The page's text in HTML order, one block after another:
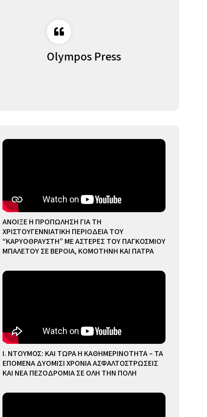
Olympos Press
ΑΝΟΙΞΕ Η ΠΡΟΠΩΛΗΣΗ ΓΙΑ ΤΗ
ΧΡΙΣΤΟΥΓΕΝΝΙΑΤΙΚΗ ΠΕΡΙΟΔΕΙΑ ΤΟΥ
“ΚΑΡΥΟΘΡΑΥΣΤΗ” ΜΕ ΑΣΤΕΡΕΣ ΤΟΥ ΠΑΓΚΟΣΜΙΟΥ
ΜΠΑΛΕΤΟΥ ΣΕ ΒΕΡΟΙΑ, ΚΟΜΟΤΗΝΗ ΚΑΙ ΠΑΤΡΑ
Ι. ΝΤΟΥΜΟΣ: ΚΑΙ ΤΩΡΑ Η ΚΑΘΗΜΕΡΙΝΟΤΗΤΑ – ΤΑ
ΕΠΟΜΕΝΑ ΔΥΟΜΙΣΙ ΧΡΟΝΙΑ ΑΣΦΑΛΤΟΣΤΡΩΣΕΙΣ
ΚΑΙ ΝΕΑ ΠΕΖΟΔΡΟΜΙΑ ΣΕ ΟΛΗ ΤΗΝ ΠΟΛΗ